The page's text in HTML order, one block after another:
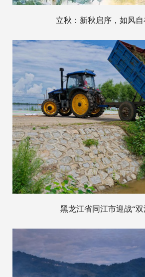
立秋：新秋启序，如风
黑龙江省同江市迎战“双